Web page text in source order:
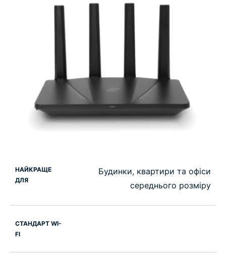
НАЙКРАЩЕ
ДЛЯ
Будинки, квартири та офіси
середнього розміру
СТАНДАРТ WI-
FI